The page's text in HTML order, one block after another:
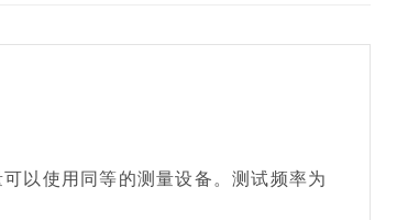
以使用同等的测量设备。测试频率为